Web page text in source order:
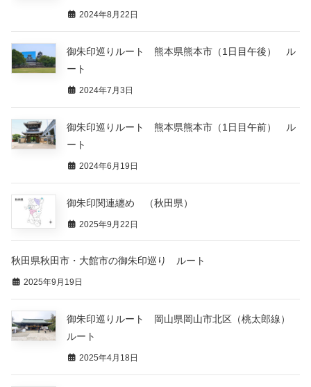
2024年8月22日
御朱印巡りルート 熊本県熊本市（1日目午後） ル
ート
2024年7月3日
御朱印巡りルート 熊本県熊本市（1日目午前） ル
ート
2024年6月19日
御朱印関連纏め （秋田県）
2025年9月22日
秋田県秋田市・大館市の御朱印巡り ルート
2025年9月19日
御朱印巡りルート 岡山県岡山市北区（桃太郎線）
ルート
2025年4月18日